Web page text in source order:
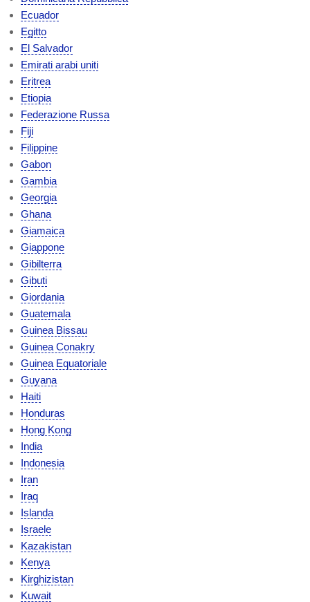
Ecuador
Egitto
El Salvador
Emirati arabi uniti
Eritrea
Etiopia
Federazione Russa
Fiji
Filippine
Gabon
Gambia
Georgia
Ghana
Giamaica
Giappone
Gibilterra
Gibuti
Giordania
Guatemala
Guinea Bissau
Guinea Conakry
Guinea Equatoriale
Guyana
Haiti
Honduras
Hong Kong
India
Indonesia
Iran
Iraq
Islanda
Israele
Kazakistan
Kenya
Kirghizistan
Kuwait